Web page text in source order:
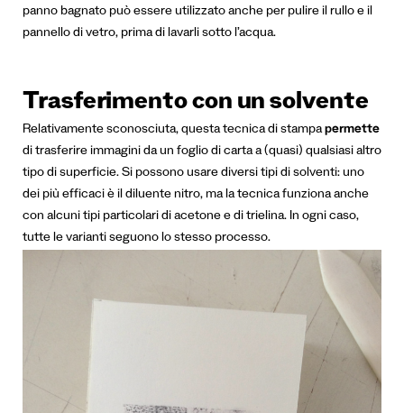
panno bagnato può essere utilizzato anche per pulire il rullo e il
pannello di vetro, prima di lavarli sotto l’acqua.
Trasferimento con un solvente
Relativamente sconosciuta, questa tecnica di stampapermette
di trasferire immagini da un foglio di carta a (quasi) qualsiasi altro
tipo di superficie. Si possono usare diversi tipi di solventi: uno
dei più efficaci è il diluente nitro, ma la tecnica funziona anche
con alcuni tipi particolari di acetone e di trielina. In ogni caso,
tutte le varianti seguono lo stesso processo.